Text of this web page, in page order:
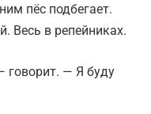
пёс подбегает.
Весь в репейниках.
говорит. — Я буду